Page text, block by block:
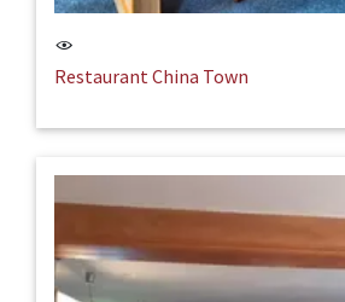
Restaurant China Town